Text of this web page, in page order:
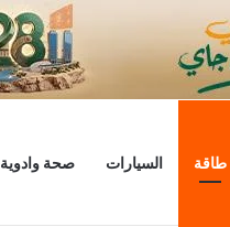
طاقة السيارات صحة وادوية